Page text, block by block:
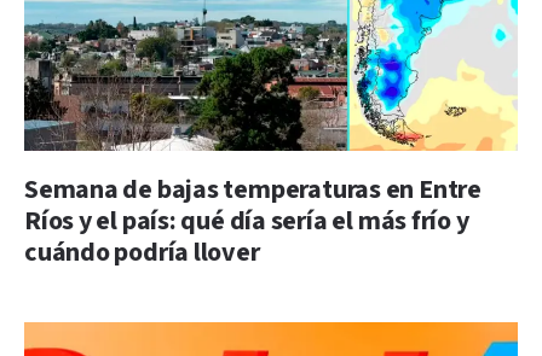
Semana de bajas temperaturas en Entre
Ríos y el país: qué día sería el más frío y
cuándo podría llover